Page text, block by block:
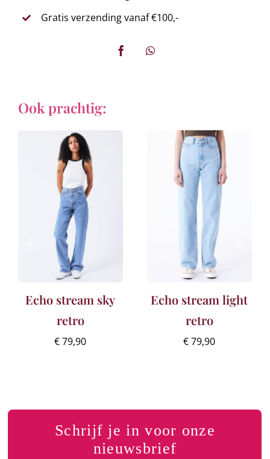
Gratis verzending vanaf €100,-
Ook prachtig:
Echo stream sky
retro
€79,90
Echo stream light
retro
€79,90
Schrijf je in voor onze
nieuwsbrief